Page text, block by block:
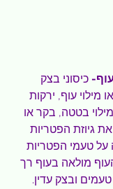
כיסוני בצק
מילוי עוף, ירקות
בטטה, בקר או
גיוזת הפטריות
טעמי הפטריות
העוף מולאה בעוף רך
טעמים ובצק עדין.